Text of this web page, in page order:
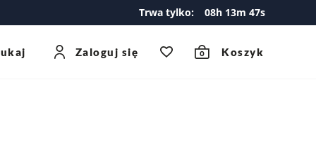
Trwa tylko: 08h 13m 47s
Zaloguj się 0 Koszyk